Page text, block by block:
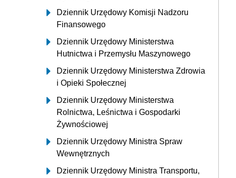
Dziennik Urzędowy Komisji Nadzoru
Finansowego
Dziennik Urzędowy Ministerstwa
Hutnictwa i Przemysłu Maszynowego
Dziennik Urzędowy Ministerstwa Zdrowia
i Opieki Społecznej
Dziennik Urzędowy Ministerstwa
Rolnictwa, Leśnictwa i Gospodarki
Żywnościowej
Dziennik Urzędowy Ministra Spraw
Wewnętrznych
Dziennik Urzędowy Ministra Transportu,